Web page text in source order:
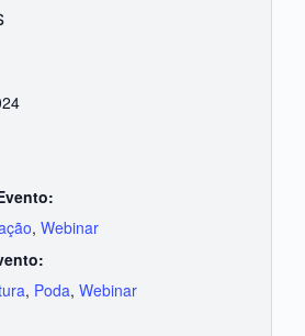
, Webinar
, Poda, Webinar